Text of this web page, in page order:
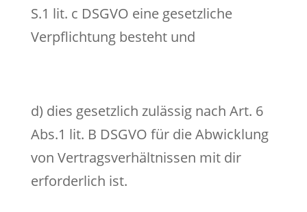
S.1 lit. c DSGVO eine gesetzliche
Verpflichtung besteht und
d) dies gesetzlich zulässig nach Art. 6
Abs.1 lit. B DSGVO für die Abwicklung
von Vertragsverhältnissen mit dir
erforderlich ist.